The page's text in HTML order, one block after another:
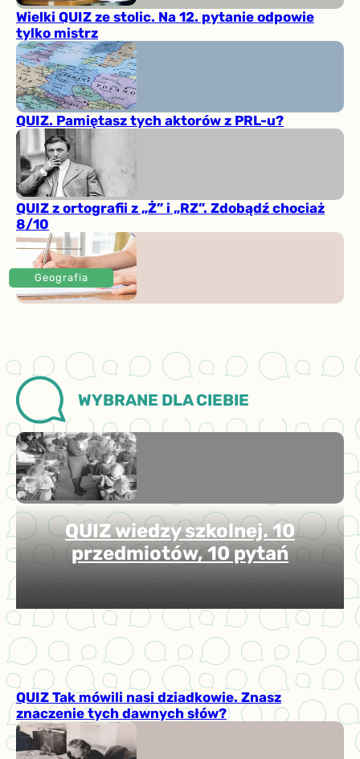
Geografia
Wielki QUIZ ze stolic. Na 12. pytanie odpowie
tylko mistrz
QUIZ. Pamiętasz tych aktorów z PRL-u?
QUIZ z ortografii z „Ż” i „RZ”. Zdobądź chociaż
8/10
WYBRANE DLA CIEBIE
QUIZ wiedzy szkolnej. 10
przedmiotów, 10 pytań
QUIZ Tak mówili nasi dziadkowie. Znasz
znaczenie tych dawnych słów?